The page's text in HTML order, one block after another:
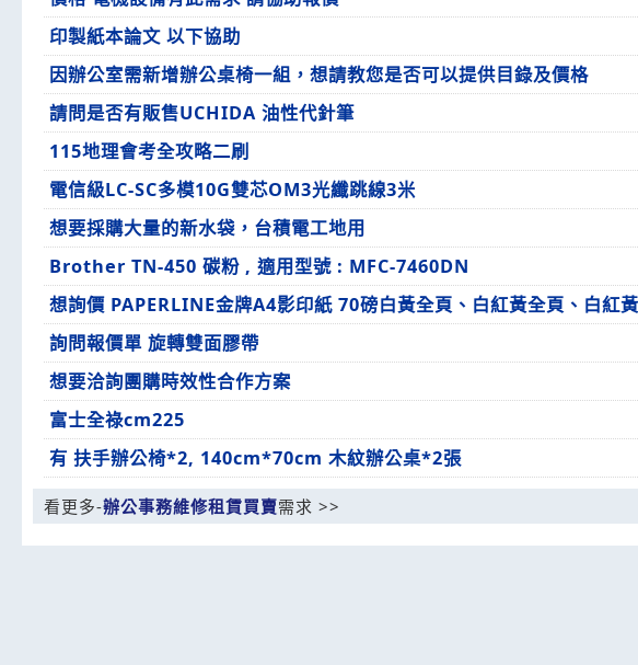
印製紙本論文 以下協助
因辦公室需新增辦公桌椅一組，想請教您是否可以提供目錄及價格
請問是否有販售UCHIDA 油性代針筆
115地理會考全攻略二刷
電信級LC-SC多模10G雙芯OM3光纖跳線3米
想要採購大量的新水袋，台積電工地用
Brother TN-450 碳粉 , 適用型號 : MFC-7460DN
想詢價 PAPERLINE金牌A4影印紙 70磅白黃全頁、白紅黃全頁、白紅
詢問報價單 旋轉雙面膠帶
想要洽詢團購時效性合作方案
富士全祿cm225
有 扶手辦公椅*2, 140cm*70cm 木紋辦公桌*2張
看更多-辦公事務維修租賃買賣需求 >>